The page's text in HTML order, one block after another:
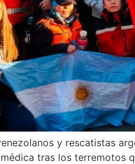
y rescatistas
tras los terremotos